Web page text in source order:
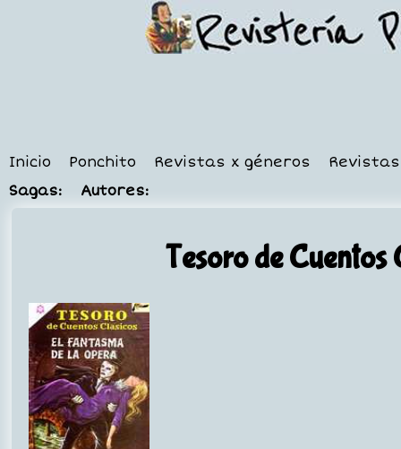
Inicio Ponchito Revistas x géneros
Sagas:
Autores:
Tesoro de Cuentos